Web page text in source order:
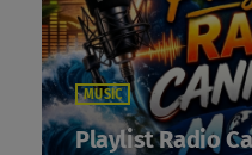
MUSIC
Playlist Radio